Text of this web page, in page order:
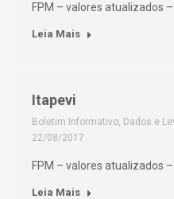
FPM – valores atualizados
Leia Mais
Itapevi
Boletim Informativo, Dados e
22/08/2017
FPM – valores atualizados
Leia Mais